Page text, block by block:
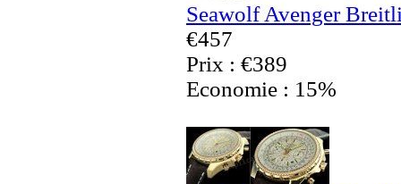
Seawolf Avenger
€457
Prix : €389
Economie : 15%